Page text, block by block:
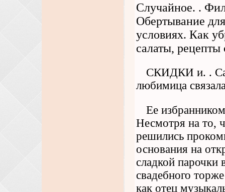
Случайное. .
Обертывание
условиях. Как
салаты,
СКИДКИ и. .
любимица
Ее
Несмотря на то,
решились
основания на
сладкой
свадебного
как отец